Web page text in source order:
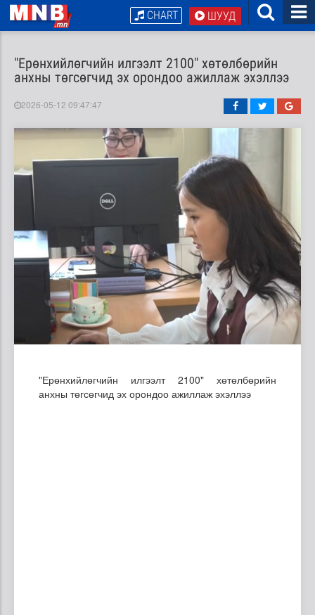
ШУУД
CHART
"Ерөнхийлөгчийн илгээлт 2100" хөтөлбөрийн
анхны төгсөгчид эх орондоо ажиллаж эхэллээ
2026-05-12 09:47:47
"Ерөнхийлөгчийн илгээлт 2100" хөтөлбөрийн
анхны төгсөгчид эх орондоо ажиллаж эхэллээ